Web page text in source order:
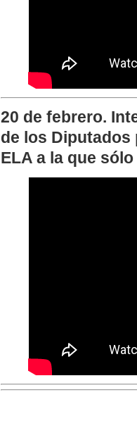
20 de febrero.
de los Diputados
ELA a la que